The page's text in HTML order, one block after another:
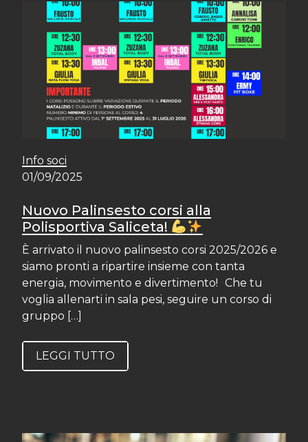
Info soci
01/09/2025
Nuovo Palinsesto corsi alla
Polisportiva Saliceta!
È arrivato il nuovo palinsesto corsi 2025/2026 e
siamo pronti a ripartire insieme con tanta
energia, movimento e divertimento! Che tu
voglia allenarti in sala pesi, seguire un corso di
gruppo […]
LEGGI TUTTO